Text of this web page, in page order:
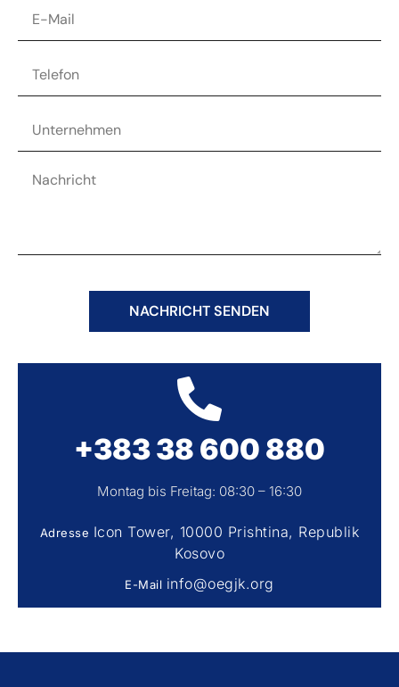
NACHRICHT SENDEN
+383 38 600 880
Montag bis Freitag: 08:30 – 16:30
Adresse Icon Tower, 10000 Prishtina, Republik
Kosovo
E-Mail info@oegjk.org